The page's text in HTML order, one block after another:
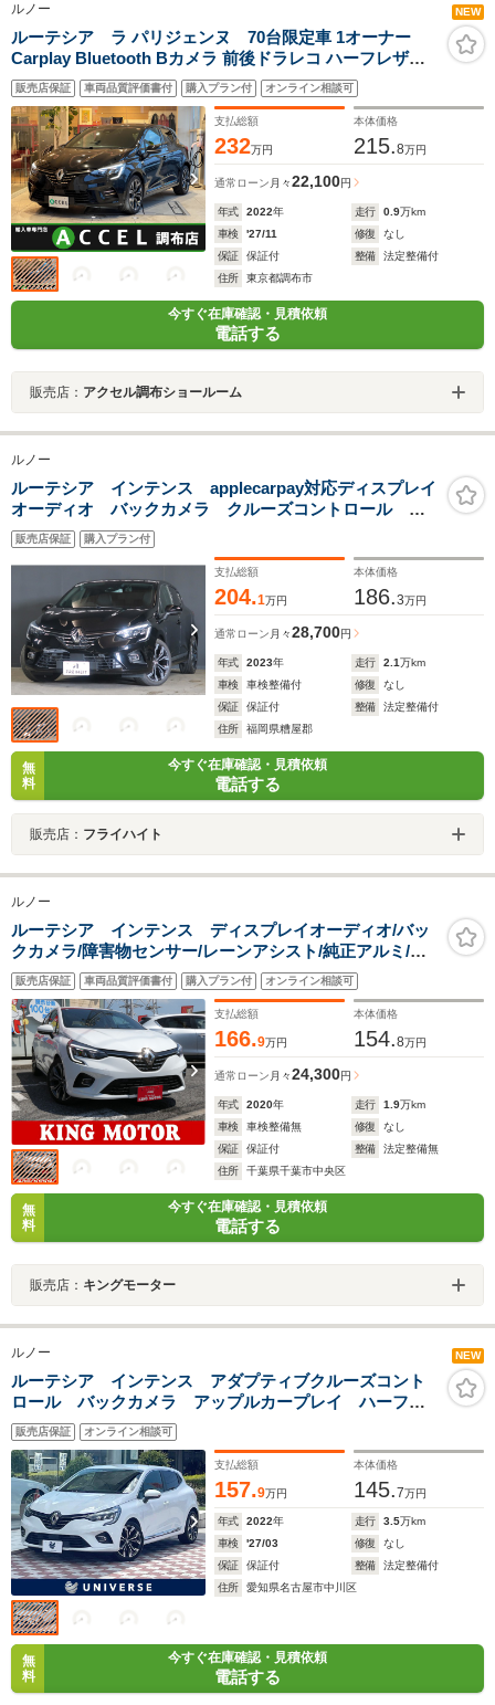
ルノー NEW
ルーテシア ラ パリジェンヌ 70台限定車 1オーナー
Carplay Bluetooth Bカメラ 前後ドラレコ ハーフレザー
前後センサー LEDヘッドライト 純正17インチアルミ
販売店保証 車両品質評価書付 購入プラン付 オンライン相談可
支払総額
232万円
本体価格
215.8万円
通常ローン 月々22,100円
年式 2022年 走行 0.9万km
車検
'27/11 修復
なし
保証
保証付 整備
法定整備付
住所
東京都調布市
今すぐ在庫確認・見積依頼
電話する
販売店： アクセル調布ショールーム
ルノー
ルーテシア インテンス applecarpay対応ディスプレイ
オーディオ バックカメラ クルーズコントロール
Bluetooth接続対応&USB接続ポート ステアリングヒー
ター フロント&リアフォグランプ ETC パドルシフ
ト オートライト
販売店保証 購入プラン付
支払総額
204.1万円
本体価格
186.3万円
通常ローン 月々28,700円
年式 2023年 走行 2.1万km
車検
車検整備付 修復
なし
保証
保証付 整備
法定整備付
住所
福岡県糟屋郡
無
料
今すぐ在庫確認・見積依頼
電話する
販売店： フライハイト
ルノー
ルーテシア インテンス ディスプレイオーディオ/バッ
クカメラ/障害物センサー/レーンアシスト/純正アルミ/ア
イドリングストップ/スマートキー/ETC/アダプティブクル
ーズコントロール
販売店保証 車両品質評価書付 購入プラン付 オンライン相談可
支払総額
166.9万円
本体価格
154.8万円
通常ローン 月々24,300円
年式 2020年 走行 1.9万km
車検
車検整備無 修復
なし
保証
保証付 整備
法定整備無
住所
千葉県千葉市中央区
無
料
今すぐ在庫確認・見積依頼
電話する
販売店： キングモーター
ルノー NEW
ルーテシア インテンス アダプティブクルーズコント
ロール バックカメラ アップルカープレイ ハーフレ
ザーシート ブラインドスポットモニター レーンキー
プ Bluetooth 純正17インチアルミ ETC 禁煙車
販売店保証 オンライン相談可
支払総額
157.9万円
本体価格
145.7万円
年式 2022年 走行 3.5万km
車検
'27/03 修復
なし
保証
保証付 整備
法定整備付
住所
愛知県名古屋市中川区
無
料
今すぐ在庫確認・見積依頼
電話する